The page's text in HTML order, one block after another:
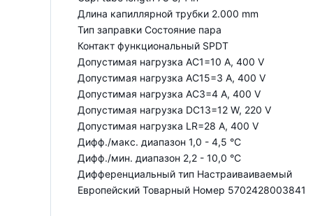
Длина капиллярной трубки 2.000 mm
Тип заправки Состояние пара
Контакт функциональный SPDT
Допустимая нагрузка AC1=10 A, 400 V
Допустимая нагрузка AC15=3 A, 400 V
Допустимая нагрузка AC3=4 A, 400 V
Допустимая нагрузка DC13=12 W, 220 V
Допустимая нагрузка LR=28 A, 400 V
Дифф./макс. диапазон 1,0 - 4,5 °C
Дифф./мин. диапазон 2,2 - 10,0 °C
Дифференциальный тип Настраиваиваемый
Европейский Товарный Номер 5702428003841